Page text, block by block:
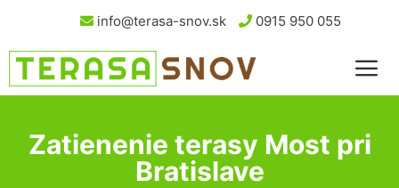
info@terasa-snov.sk 0915 950 055
Zatienenie terasy Most pri
Bratislave